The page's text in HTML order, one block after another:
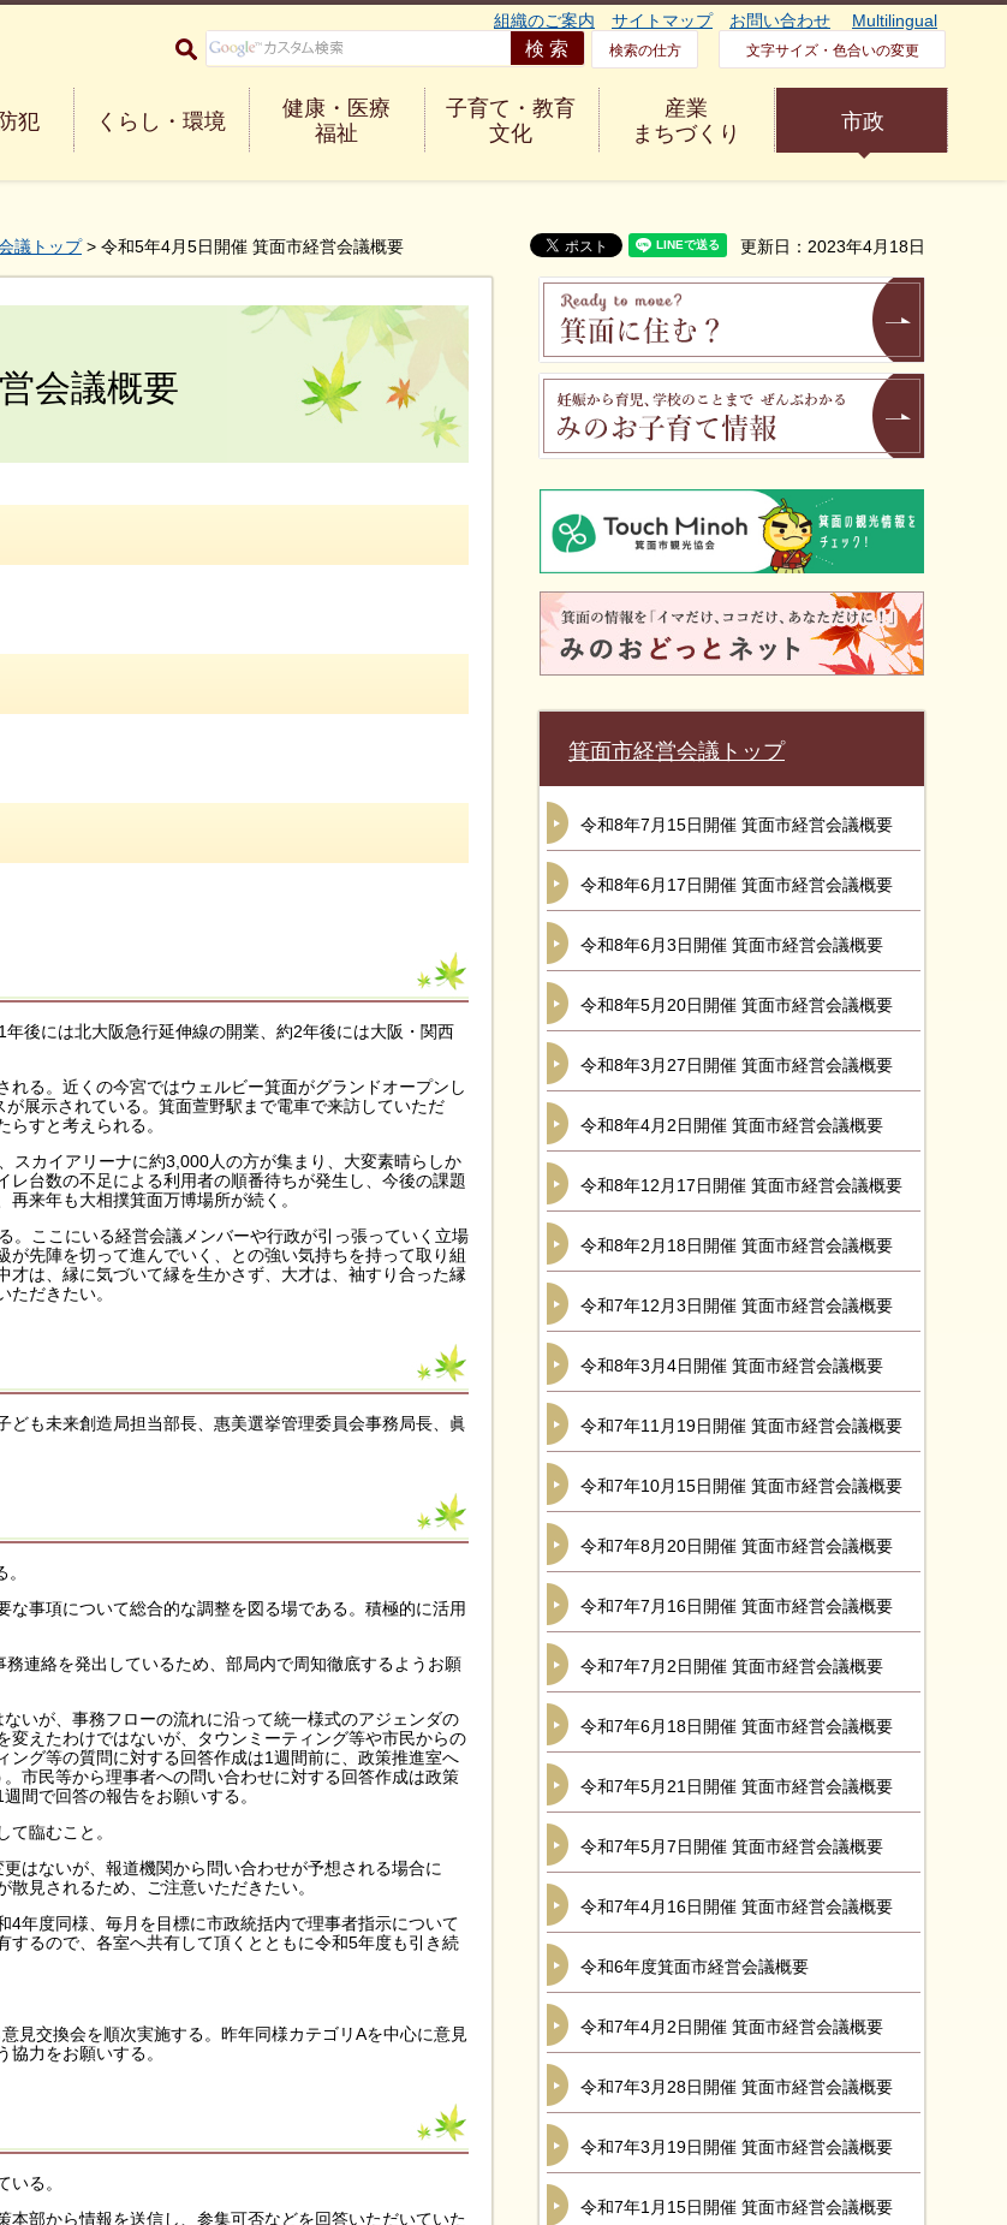
市 Minoh City
組織のご案内 サイトマップ お問い合わせ Multilingual
検索の仕方 文字サイズ・色合いの変更
犯 くらし・環境
健康・医療
福祉
子育て・教育
文化
産業
まちづくり
市政
議トップ> 令和5年4月5日開催 箕面市経営会議概要 更新日：2023年4月18日
会議概要
後には北大阪急行延伸線の開業、約2年後には大阪・関西
る。近くの今宮ではウェルビー箕面がグランドオープンし
展示されている。箕面萱野駅まで電車で来訪していただ
すと考えられる。
スカイアリーナに約3,000人の方が集まり、大変素晴らしか
台数の不足による利用者の順番待ちが発生し、今後の課題
来年も大相撲箕面万博場所が続く。
。ここにいる経営会議メンバーや行政が引っ張っていく立場
先陣を切って進んでいく、との強い気持ちを持って取り組
は、縁に気づいて縁を生かさず、大才は、袖すり合った縁
だきたい。
も未来創造局担当部長、惠美選挙管理委員会事務局長、眞
事項について総合的な調整を図る場である。積極的に活用
連絡を発出しているため、部局内で周知徹底するようお願
いが、事務フローの流れに沿って統一様式のアジェンダの
えたわけではないが、タウンミーティング等や市民からの
グ等の質問に対する回答作成は1週間前に、政策推進室へ
市民等から理事者への問い合わせに対する回答作成は政策
間で回答の報告をお願いする。
臨むこと。
はないが、報道機関から問い合わせが予想される場合に
見されるため、ご注意いただきたい。
年度同様、毎月を目標に市政統括内で理事者指示について
るので、各室へ共有して頂くとともに令和5年度も引き続
見交換会を順次実施する。昨年同様カテゴリAを中心に意見
力をお願いする。
る。
部から情報を送信し、参集可否などを回答いただいていた
箕面市経営会議トップ
令和8年7月15日開催 箕面市経営会議概要
令和8年6月17日開催 箕面市経営会議概要
令和8年6月3日開催 箕面市経営会議概要
令和8年5月20日開催 箕面市経営会議概要
令和8年3月27日開催 箕面市経営会議概要
令和8年4月2日開催 箕面市経営会議概要
令和8年12月17日開催 箕面市経営会議概要
令和8年2月18日開催 箕面市経営会議概要
令和7年12月3日開催 箕面市経営会議概要
令和8年3月4日開催 箕面市経営会議概要
令和7年11月19日開催 箕面市経営会議概要
令和7年10月15日開催 箕面市経営会議概要
令和7年8月20日開催 箕面市経営会議概要
令和7年7月16日開催 箕面市経営会議概要
令和7年7月2日開催 箕面市経営会議概要
令和7年6月18日開催 箕面市経営会議概要
令和7年5月21日開催 箕面市経営会議概要
令和7年5月7日開催 箕面市経営会議概要
令和7年4月16日開催 箕面市経営会議概要
令和6年度箕面市経営会議概要
令和7年4月2日開催 箕面市経営会議概要
令和7年3月28日開催 箕面市経営会議概要
令和7年3月19日開催 箕面市経営会議概要
令和7年1月15日開催 箕面市経営会議概要